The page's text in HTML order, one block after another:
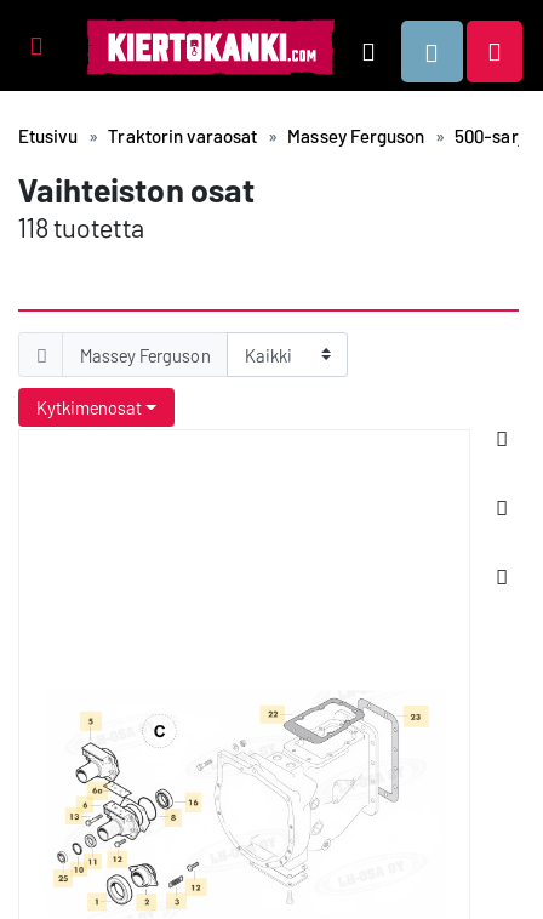
Tuotealueet Hae
Etusivu Traktorin varaosat Massey Ferguson 500-sarja
Vaihteiston osat
118 tuotetta
Massey Ferguson
Kytkimenosat